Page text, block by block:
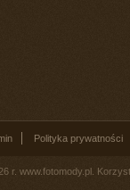
Polityka prywatności
r. www.fotomody.pl.